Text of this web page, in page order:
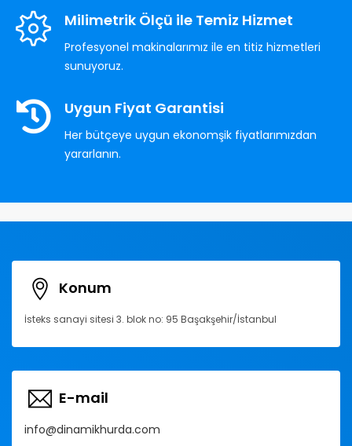
Milimetrik Ölçü ile Temiz Hizmet
Profesyonel makinalarımız ile en titiz hizmetleri
sunuyoruz.
Uygun Fiyat Garantisi
Her bütçeye uygun ekonomşik fiyatlarımızdan
yararlanın.
Konum
İsteks sanayi sitesi 3. blok no: 95 Başakşehir/İstanbul
E-mail
info@dinamikhurda.com